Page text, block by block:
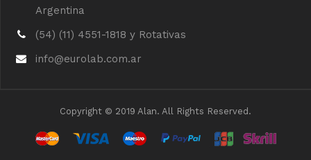
Argentina
(54) (11) 4551-1818 y Rotativas
info@eurolab.com.ar
Copyright © 2019 Alan. All Rights Reserved.